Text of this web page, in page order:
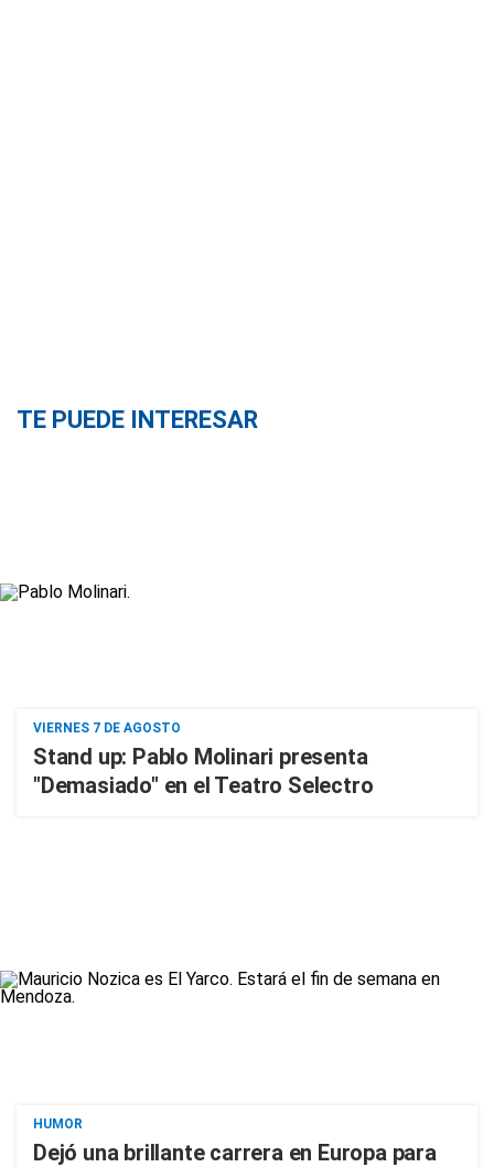
TE PUEDE INTERESAR
VIERNES 7 DE AGOSTO
Stand up: Pablo Molinari presenta
"Demasiado" en el Teatro Selectro
HUMOR
Dejó una brillante carrera en Europa para